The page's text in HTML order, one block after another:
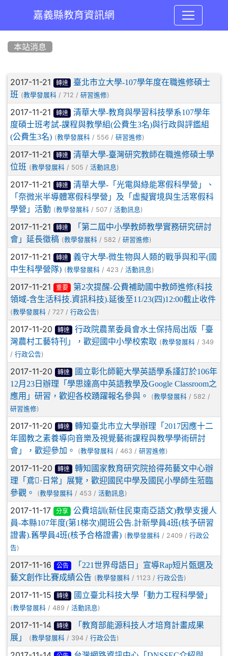
嘉義縣教育資訊網
本站消息
文章列表
2017-11-21 轉達
臺北市立大學-107學年度在職進修碩士
班 (教學發展科 / 712 / 研習進修)
2017-11-21 轉達
清華大學-教育與學習科技學系107學年
度碩士班考試-課程與教學組(公費生3名)與行政與評鑑組
(公費生3名) (教學發展科 / 556 / 研習進修)
2017-11-21 轉達
清華大學-臺灣研究教師在職進修碩士學
位班 (教學發展科 / 505 / 活動訊息 )
2017-11-21 轉達
清華大學-「光電與綠能寒假科學營」、
「奈微米半導體寒假科學營」及「虛擬實境與生活寒假科
學營」活動 (教學發展科 / 507 / 活動訊息 )
2017-11-21 轉達
「第二屆中小學教師教學實務研究研討
會」延長徵稿 (教學發展科 / 582 / 研習進修)
2017-11-21 轉達
義守大學-微生物與人類的戰爭與和平(國
中生科學營隊) (教學發展科 / 423 / 活動訊息 )
2017-11-21 重要
第2次提醒-公費補助國中教師進修(科技
領域-含生活科技.資訊科技).延後至11/23(四)12:00截止收件
(教學發展科 / 727 / 行政公告)
2017-11-20 轉達
行政院農業委員會水土保持局出版「臺
灣農村工藝特刊」，歡迎國中小學校索取 (教學發展科 / 349
/ 行政公告)
2017-11-20 轉達
國立彰化師範大學英語學系謹訂於106年
12月23日辦理「學思達高中英語教學及Google Classroom之
應用」研習，歡迎各校踴躍報名參與。
(教學發展科 / 582 /
研習進修)
2017-11-20 轉達
轉知臺北市立大學辦理「2017因應十二
年國教之素養導向音樂及視覺藝術課程與教學學術研討
會」，歡迎參加。
(教學發展科 / 463 / 研習進修)
2017-11-20 轉達
轉知國家教育研究院拾得苑藝文中心辦
理「鳶·日常」展覽，歡迎國民中學及國民小學師生蒞臨
參觀。
(教學發展科 / 453 / 活動訊息 )
2017-11-17 分享
公費培訓(新住民東南亞語文)教學支援人
員-本縣107年度(第1梯次)開班公告.計新學員4班(核予研習
證書).舊學員4班(核予合格證書) (教學發展科 / 2409 / 行政公
告)
2017-11-16 公告
「221世界母語日」宣導Rap短片甄選及
藝文創作比賽成績公告 (教學發展科 / 1123 / 行政公告)
2017-11-15 轉達 國立臺北科技大學「動力工程科學營」
(教學發展科 / 489 / 活動訊息 )
2017-11-14 轉達
「教育部能源科技人才培育計畫成果
展」
(教學發展科 / 394 / 行政公告)